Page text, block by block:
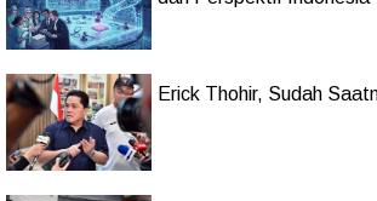
Erick Thohir, Sudah